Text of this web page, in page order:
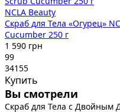
NCLA Beauty
Скраб для Тела «Огурец»
Cucumber 250 г
1 590 грн
99
34155
Купить
Вы смотрели
Скраб для Тела с Двойным